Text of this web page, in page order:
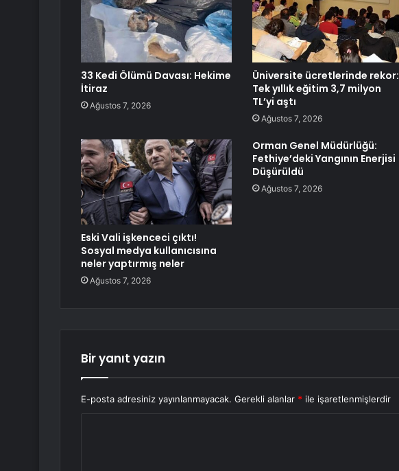
33 Kedi Ölümü Davası: Hekime
İtiraz
Ağustos 7, 2026
Üniversite ücretlerinde rekor:
Tek yıllık eğitim 3,7 milyon
TL’yi aştı
Ağustos 7, 2026
Eski Vali işkenceci çıktı!
Sosyal medya kullanıcısına
neler yaptırmış neler
Ağustos 7, 2026
Orman Genel Müdürlüğü:
Fethiye’deki Yangının Enerjisi
Düşürüldü
Ağustos 7, 2026
Bir yanıt yazın
E-posta adresiniz yayınlanmayacak. Gerekli alanlar * ile işaretlenmişlerdir